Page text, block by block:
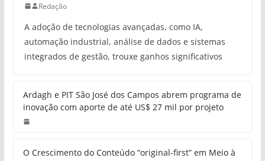
Redação
A adoção de tecnologias avançadas, como IA,
automação industrial, análise de dados e sistemas
integrados de gestão, trouxe ganhos significativos
Ardagh e PIT São José dos Campos abrem programa de
inovação com aporte de até US$ 27 mil por projeto
O Crescimento do Conteúdo “original-first” em Meio à